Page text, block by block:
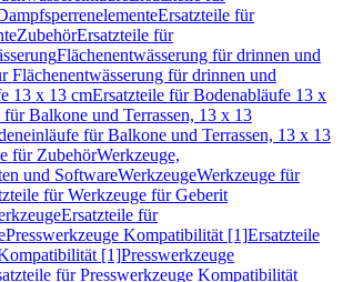
Ersatzteile für
ZubehörErsatzteile für
Flächenentwässerung für drinnen und
Flächenentwässerung für drinnen und
13 x 13 cmErsatzteile für Bodenabläufe 13 x
Balkone und Terrassen, 13 x 13
für Balkone und Terrassen, 13 x 13
für ZubehörWerkzeuge,
und SoftwareWerkzeugeWerkzeuge für
für Werkzeuge für Geberit
Ersatzteile für
Presswerkzeuge Kompatibilität [1]Ersatzteile
[1]Presswerkzeuge
für Presswerkzeuge Kompatibilität